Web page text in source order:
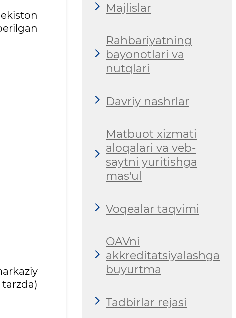
Majlislar
Rahbariyatning
bayonotlari va
nutqlari
Davriy nashrlar
Matbuot xizmati
aloqalari va veb-
saytni yuritishga
mas'ul
Voqealar taqvimi
OAVni
akkreditatsiyalashga
buyurtma
Tadbirlar rejasi